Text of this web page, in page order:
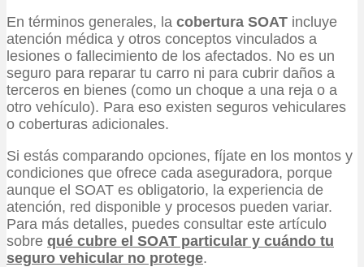
En términos generales, la cobertura SOAT incluye
atención médica y otros conceptos vinculados a
lesiones o fallecimiento de los afectados. No es un
seguro para reparar tu carro ni para cubrir daños a
terceros en bienes (como un choque a una reja o a
otro vehículo). Para eso existen seguros vehiculares
o coberturas adicionales.
Si estás comparando opciones, fíjate en los montos y
condiciones que ofrece cada aseguradora, porque
aunque el SOAT es obligatorio, la experiencia de
atención, red disponible y procesos pueden variar.
Para más detalles, puedes consultar este artículo
sobre qué cubre el SOAT particular y cuándo tu
seguro vehicular no protege.